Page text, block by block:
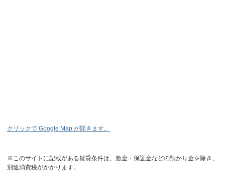
クリックで Google Map が開きます。
※このサイトに記載がある賃貸条件は、敷金・保証金などの預かり金を除き、
別途消費税がかかります。